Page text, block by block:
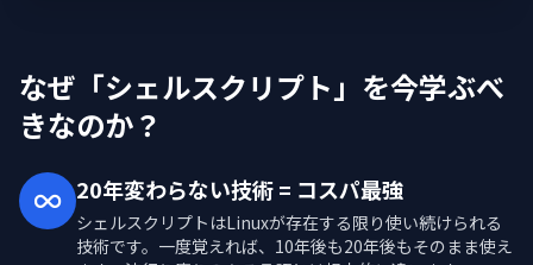
なぜ「シェルスクリプト」を今学ぶべ
きなのか？
20年変わらない技術 = コスパ最強
シェルスクリプトはLinuxが存在する限り使い続けられる
技術です。一度覚えれば、10年後も20年後もそのまま使え